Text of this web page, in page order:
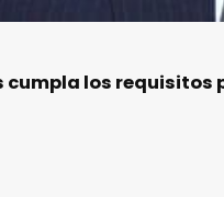
los requisitos